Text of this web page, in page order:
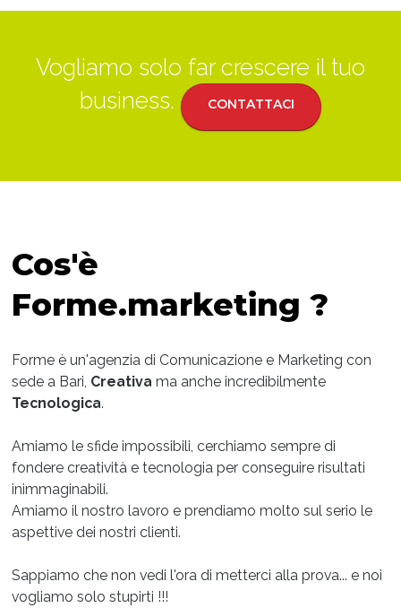
Vogliamo solo far crescere il tuo
business.
CONTATTACI
Cos'è
Forme.marketing ?
Forme è un'agenzia di Comunicazione e Marketing con
sede a Bari, Creativa ma anche incredibilmente
Tecnologica.
Amiamo le sfide impossibili, cerchiamo sempre di
fondere creatività e tecnologia per conseguire risultati
inimmaginabili.
Amiamo il nostro lavoro e prendiamo molto sul serio le
aspettive dei nostri clienti.
Sappiamo che non vedi l'ora di metterci alla prova... e noi
vogliamo solo stupirti !!!